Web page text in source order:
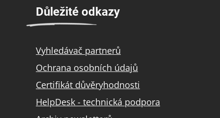
Důležité odkazy
Vyhledávač partnerů
Ochrana osobních údajů
Certifikát důvěryhodnosti
HelpDesk - technická podpora